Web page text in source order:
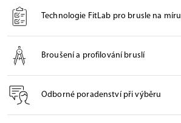
Technologie FitLab pro brusle na míru
Broušení a profilování bruslí
Odborné poradenství při výběru